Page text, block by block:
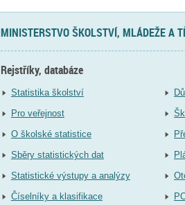
MINISTERSTVO ŠKOLSTVÍ, MLÁDEŽE A
Rejstříky, databáze
Statistika školství
Pro veřejnost
O školské statistice
Sběry statistických dat
Statistické výstupy a analýzy
Číselníky a klasifikace